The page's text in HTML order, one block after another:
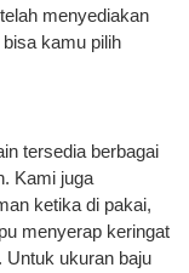
menyediakan
kamu pilih
tersedia berbagai
Kami juga
ketika di pakai,
menyerap keringat
Untuk ukuran baju